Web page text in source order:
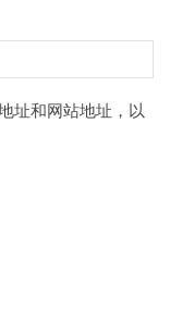
址和网站地址，以